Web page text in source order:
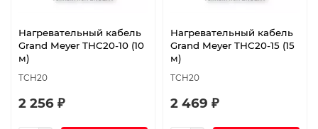
Нагревательный кабель
Grand Meyer THC20-10 (10
м)
TCH20
2 256 ₽
Нагревательный кабель
Grand Meyer THC20-15 (15
м)
TCH20
2 469 ₽